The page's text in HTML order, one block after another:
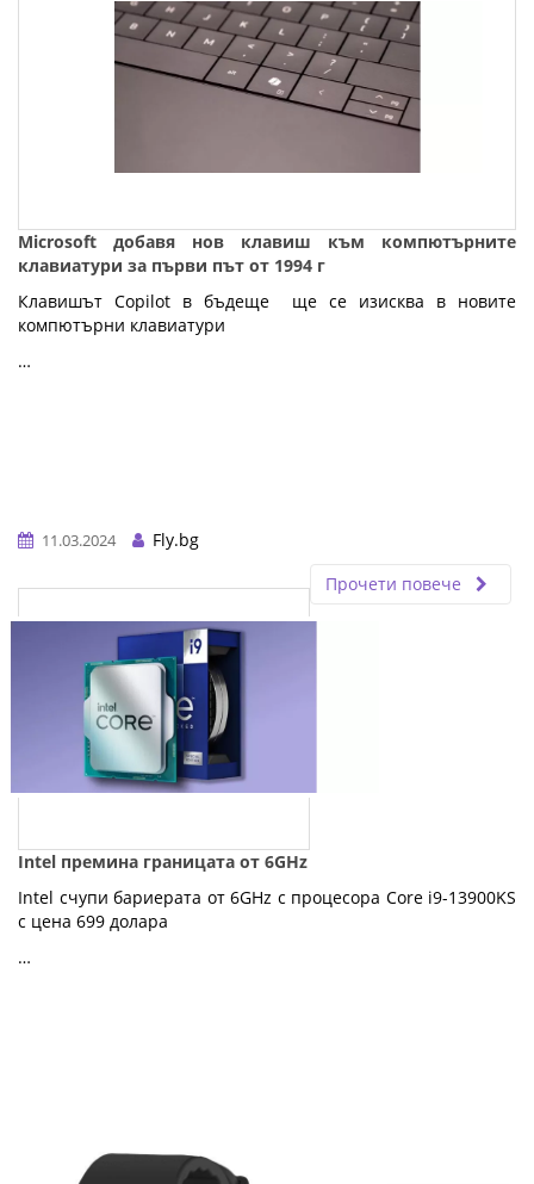
Microsoft добавя нов клавиш към компютърните
клавиатури за първи път от 1994 г
Клавишът Copilot в бъдеще ще се изисква в новите
компютърни клавиатури
…
11.03.2024
Fly.bg
Прочети повече
Intel премина границата от 6GHz
Intel счупи бариерата от 6GHz с процесора Core i9-13900KS
с цена 699 долара
…
11.03.2024
Fly.bg